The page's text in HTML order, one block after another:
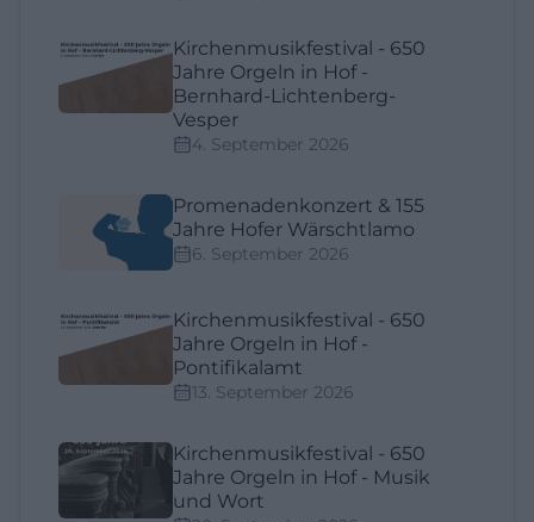
Kirchenmusikfestival - 650
Jahre Orgeln in Hof -
Bernhard-Lichtenberg-
Vesper
4. September 2026
Promenadenkonzert & 155
Jahre Hofer Wärschtlamo
6. September 2026
Kirchenmusikfestival - 650
Jahre Orgeln in Hof -
Pontifikalamt
13. September 2026
Kirchenmusikfestival - 650
Jahre Orgeln in Hof - Musik
und Wort